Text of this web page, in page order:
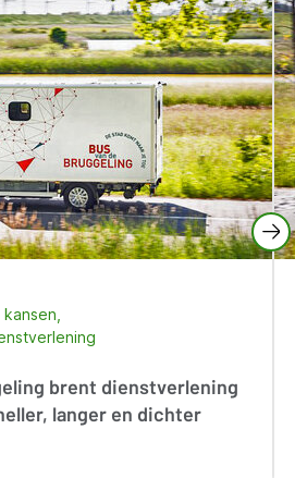
brent dienstverlening
langer en dichter